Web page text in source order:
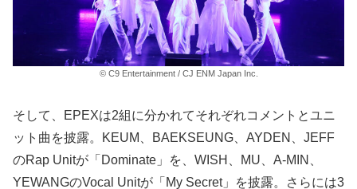
© C9 Entertainment / CJ ENM Japan Inc.
そして、EPEXは2組に分かれてそれぞれコメントとユニ
ット曲を披露。KEUM、BAEKSEUNG、AYDEN、JEFF
のRap Unitが「Dominate」を、WISH、MU、A-MIN、
YEWANGのVocal Unitが「My Secret」を披露。さらには3